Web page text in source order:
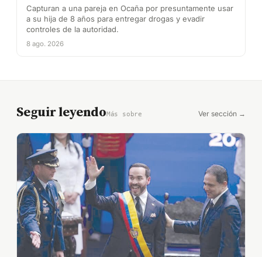
Capturan a una pareja en Ocaña por presuntamente usar
a su hija de 8 años para entregar drogas y evadir
controles de la autoridad.
8 ago. 2026
Seguir leyendoMás sobre Ver sección →